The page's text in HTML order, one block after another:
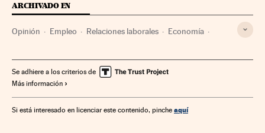
ARCHIVADO EN
Opinión Empleo Relaciones laborales Economía
Elecciones Generales España Campañas electorales
Elecciones Política
Se adhiere a los criterios de
Más información
Si está interesado en licenciar este contenido, pinche aquí